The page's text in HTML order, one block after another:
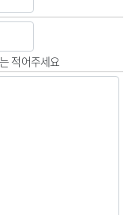
적어주세요